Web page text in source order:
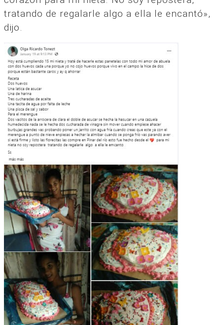
tratando de regalarle algo a ella le encantó»,
dijo.